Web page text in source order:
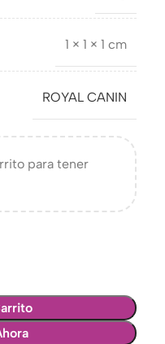
1 × 1 × 1 cm
ROYAL CANIN
para tener